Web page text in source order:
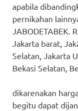
apabila
pernikahan
JABODETABEK.
Jakarta barat,
Selatan, Jakarta
Bekasi Selatan,
dikarenakan
begitu dapat